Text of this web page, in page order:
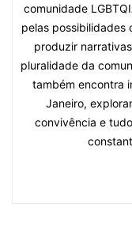
comunidade
pelas possibilidades
produzir
pluralidade da
também encontra
Janeiro,
convivência e